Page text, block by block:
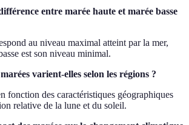
entre marée haute et marée basse
au niveau maximal atteint par la mer,
est son niveau minimal.
varient-elles selon les régions ?
fonction des caractéristiques géographiques
relative de la lune et du soleil.